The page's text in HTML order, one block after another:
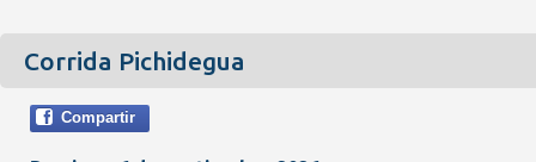
Corrida Pichidegua
Compartir